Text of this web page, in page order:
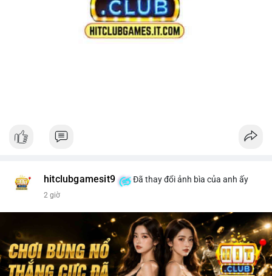
hitclubgamesit9 Đã thay đổi ảnh bìa của anh ấy
2 giờ